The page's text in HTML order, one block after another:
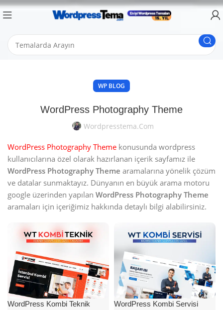
WP BLOG
WordPress Photography Theme
Wordpresstema.com
WordPress Photography Theme konusunda wordpress
kullanıcılarına özel olarak hazırlanan içerik sayfamız ile
WordPress Photography Theme aramalarına yönelik çözüm
ve datalar sunmaktayız. Dünyanın en büyük arama motoru
google üzerinden yapılan WordPress Photography Theme
aramaları için içeriğimiz hakkında detaylı bilgi alabilirsiniz.
WordPress Kombi Teknik
WordPress Kombi Servisi